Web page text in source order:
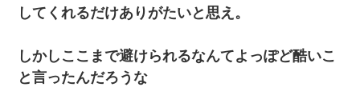
してくれるだけありがたいと思え。
しかしここまで避けられるなんてよっぽど酷いこ
と言ったんだろうな